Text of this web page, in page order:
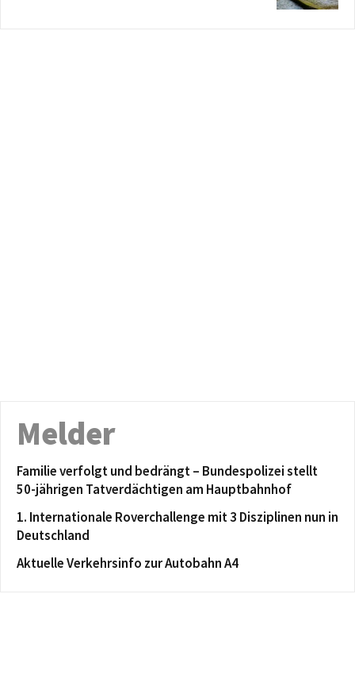
Melder
Familie verfolgt und bedrängt – Bundespolizei stellt
50-jährigen Tatverdächtigen am Hauptbahnhof
1. Internationale Roverchallenge mit 3 Disziplinen nun in
Deutschland
Aktuelle Verkehrsinfo zur Autobahn A4